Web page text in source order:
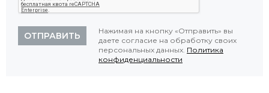
ОТПРАВИТЬ
Нажимая на кнопку «Отправить» вы
даете согласие на обработку своих
персональных данных. Политика
конфиденциальности